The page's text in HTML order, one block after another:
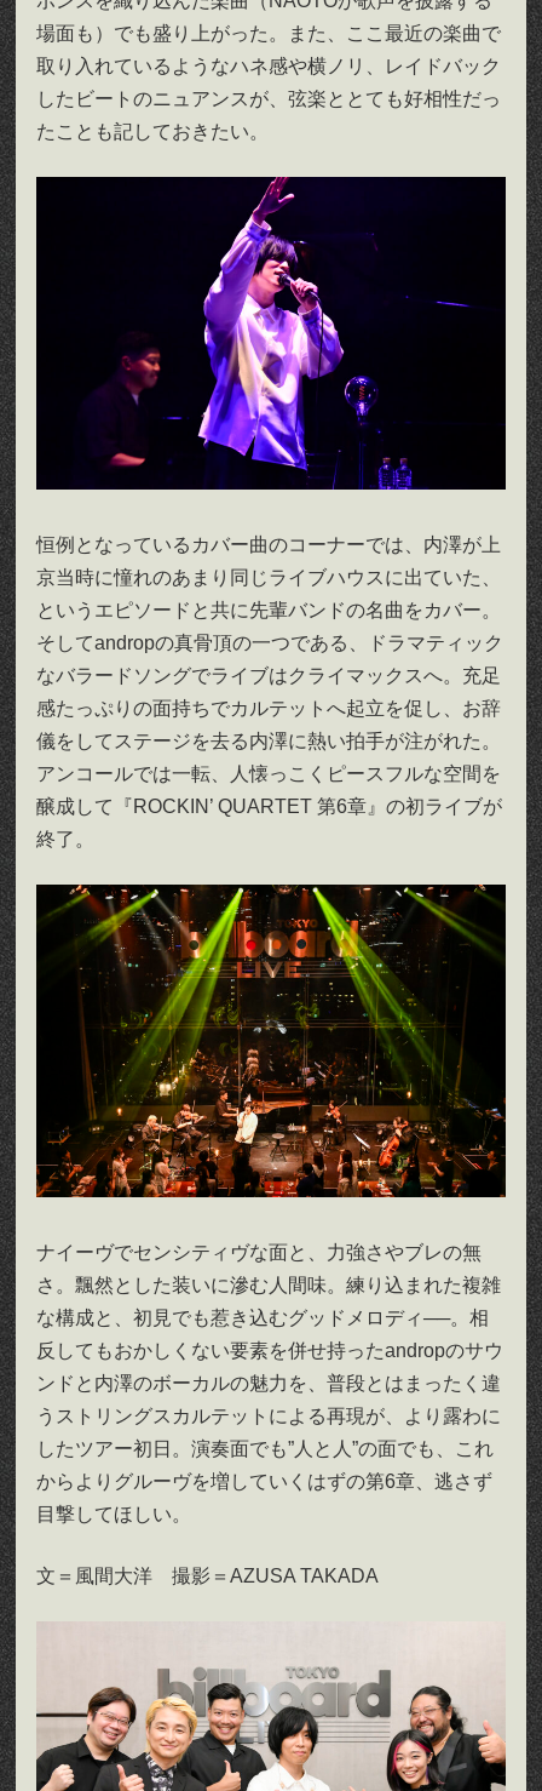
場面も）でも盛り上がった。また、ここ最近の楽曲で
取り入れているようなハネ感や横ノリ、レイドバック
したビートのニュアンスが、弦楽ととても好相性だっ
たことも記しておきたい。
恒例となっているカバー曲のコーナーでは、内澤が上
京当時に憧れのあまり同じライブハウスに出ていた、
というエピソードと共に先輩バンドの名曲をカバー。
そしてandropの真骨頂の一つである、ドラマティック
なバラードソングでライブはクライマックスへ。充足
感たっぷりの面持ちでカルテットへ起立を促し、お辞
儀をしてステージを去る内澤に熱い拍手が注がれた。
アンコールでは一転、人懐っこくピースフルな空間を
醸成して『ROCKIN’ QUARTET 第6章』の初ライブが
終了。
ナイーヴでセンシティヴな面と、力強さやブレの無
さ。飄然とした装いに滲む人間味。練り込まれた複雑
な構成と、初見でも惹き込むグッドメロディ──。相
反してもおかしくない要素を併せ持ったandropのサウ
ンドと内澤のボーカルの魅力を、普段とはまったく違
うストリングスカルテットによる再現が、より露わに
したツアー初日。演奏面でも”人と人”の面でも、これ
からよりグルーヴを増していくはずの第6章、逃さず
目撃してほしい。
文＝風間大洋 撮影＝AZUSA TAKADA